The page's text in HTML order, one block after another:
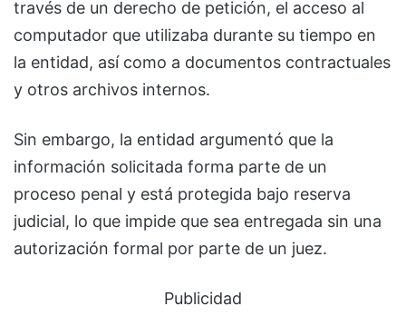
través de un derecho de petición, el acceso al
computador que utilizaba durante su tiempo en
la entidad, así como a documentos contractuales
y otros archivos internos.
Sin embargo, la entidad argumentó que la
información solicitada forma parte de un
proceso penal y está protegida bajo reserva
judicial, lo que impide que sea entregada sin una
autorización formal por parte de un juez.
Publicidad